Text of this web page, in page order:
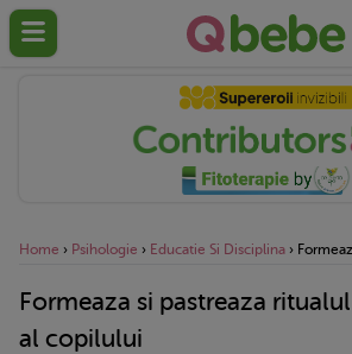
Home › Psihologie › Educatie Si Disciplina ›
Formeaza si pastreaza
al copilului